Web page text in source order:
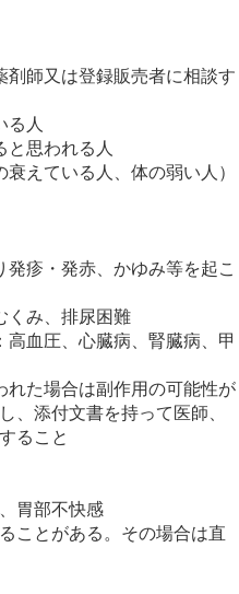
剤師又は登録販売者に相談す
る人
思われる人
えている人、体の弱い人）
疹・発赤、かゆみ等を起こ
くみ、排尿困難
血圧、心臓病、腎臓病、甲
れた場合は副作用の可能性が
、添付文書を持って医師、
ること
胃部不快感
ことがある。その場合は直